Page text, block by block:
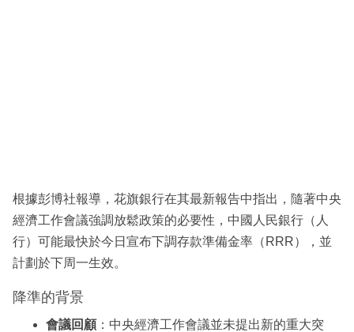
區
根據彭博社報導，花旗銀行在其最新報告中指出，隨著中央
經濟工作會議強調放鬆政策的必要性，中國人民銀行（人
行）可能最快於今日宣布下調存款準備金率（RRR），並
計劃於下周一生效。
降準的背景
會議回顧：中央經濟工作會議並未提出新的重大突